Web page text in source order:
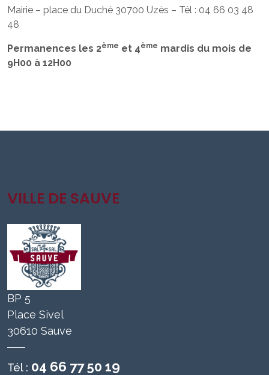
Mairie – place du Duché 30700 Uzès – Tél : 04 66 03 48
48
Permanences les 2ème et 4ème mardis du mois de
9H00 à 12H00
VILLE DE SAUVE
BP 5
Place Sivel
30610 Sauve
Tél : 04 66 77 50 19